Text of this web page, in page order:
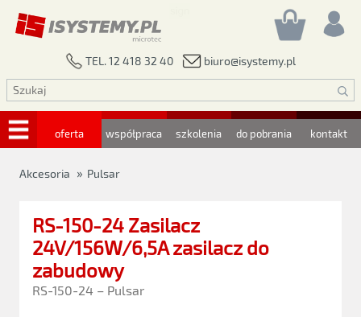
TEL. 12 418 32 40 biuro@isystemy.pl
oferta współpraca szkolenia do pobrania kontakt
Akcesoria » Pulsar
RS-150-24 Zasilacz
24V/156W/6,5A zasilacz do
zabudowy
RS-150-24 – Pulsar